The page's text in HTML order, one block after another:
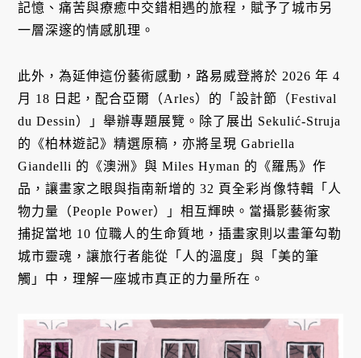
記憶、痛苦與療癒中交錯相遇的旅程，賦予了城市另
一層深邃的情感肌理。
此外，為延伸這份藝術感動，路易威登將於 2026 年 4
月 18 日起，配合亞爾（Arles）的「設計節（Festival
du Dessin）」舉辦專題展覽。除了展出 Sekulić-Struja
的《柏林遊記》精選原稿，亦將呈現 Gabriella
Giandelli 的《澳洲》與 Miles Hyman 的《羅馬》作
品，讓畫家之眼與指南新增的 32 頁全彩肖像特輯「人
物力量（People Power）」相互輝映。當攝影藝術家
捕捉當地 10 位職人的生命質地，插畫家則以畫筆勾勒
城市靈魂，讓旅行者能從「人的溫度」與「美的筆
觸」中，理解一座城市真正的力量所在。